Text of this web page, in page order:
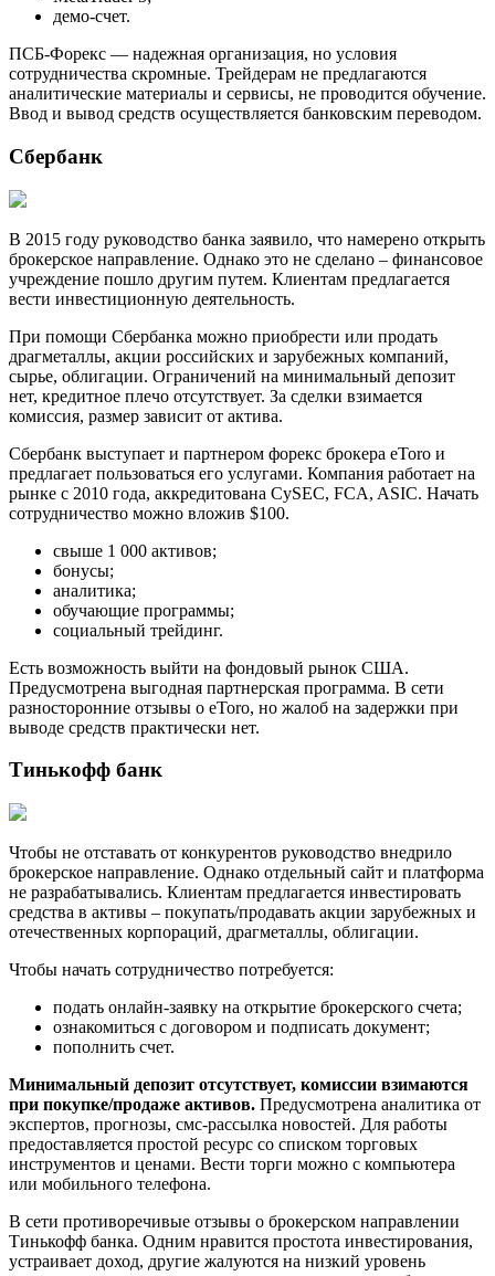
демо-счет.
ПСБ-Форекс — надежная организация, но условия
сотрудничества скромные. Трейдерам не предлагаются
аналитические материалы и сервисы, не проводится обучение.
Ввод и вывод средств осуществляется банковским переводом.
Сбербанк
В 2015 году руководство банка заявило, что намерено открыть
брокерское направление. Однако это не сделано – финансовое
учреждение пошло другим путем. Клиентам предлагается
вести инвестиционную деятельность.
При помощи Сбербанка можно приобрести или продать
драгметаллы, акции российских и зарубежных компаний,
сырье, облигации. Ограничений на минимальный депозит
нет, кредитное плечо отсутствует. За сделки взимается
комиссия, размер зависит от актива.
Сбербанк выступает и партнером форекс брокера eToro и
предлагает пользоваться его услугами. Компания работает на
рынке с 2010 года, аккредитована CySEC, FCA, ASIC. Начать
сотрудничество можно вложив $100.
свыше 1 000 активов;
бонусы;
аналитика;
обучающие программы;
социальный трейдинг.
Есть возможность выйти на фондовый рынок США.
Предусмотрена выгодная партнерская программа. В сети
разносторонние отзывы о eToro, но жалоб на задержки при
выводе средств практически нет.
Тинькофф банк
Чтобы не отставать от конкурентов руководство внедрило
брокерское направление. Однако отдельный сайт и платформа
не разрабатывались. Клиентам предлагается инвестировать
средства в активы – покупать/продавать акции зарубежных и
отечественных корпораций, драгметаллы, облигации.
Чтобы начать сотрудничество потребуется:
подать онлайн-заявку на открытие брокерского счета;
ознакомиться с договором и подписать документ;
пополнить счет.
Минимальный депозит отсутствует, комиссии взимаются
при покупке/продаже активов. Предусмотрена аналитика от
экспертов, прогнозы, смс-рассылка новостей. Для работы
предоставляется простой ресурс со списком торговых
инструментов и ценами. Вести торги можно с компьютера
или мобильного телефона.
В сети противоречивые отзывы о брокерском направлении
Тинькофф банка. Одним нравится простота инвестирования,
устраивает доход, другие жалуются на низкий уровень